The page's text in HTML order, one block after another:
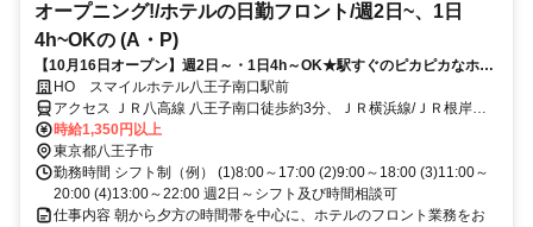
オープニング!/ホテルの日勤フロント/週2日~、1日
4h~OKの (A・P)
【10月16日オープン】週2日～・1日4h～OK★駅すぐのピカピカなホテ
ルで受付バイト
HO スマイルホテル八王子南口駅前
アクセス ＪＲ八高線 八王子南口徒歩約3分、ＪＲ横浜線/ＪＲ根岸線
八王子南口徒歩約3分、ＪＲ中央本線 八王子南口徒歩約3分 JR八王子
駅南口徒歩4分
時給1,350円以上
東京都八王子市
勤務時間 シフト制（例） (1)8:00～17:00 (2)9:00～18:00 (3)11:00～
20:00 (4)13:00～22:00 週2日～シフト及び時間相談可
仕事内容 朝から夕方の時間帯を中心に、ホテルのフロント業務をお